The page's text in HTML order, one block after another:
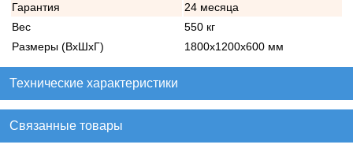
Гарантия
24 месяца
Вес
550 кг
Размеры (ВхШхГ)
1800х1200х600 мм
Технические характеристики
Связанные товары